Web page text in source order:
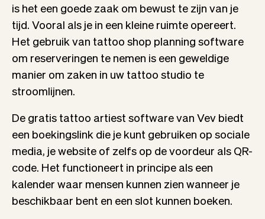
is het een goede zaak om bewust te zijn van je
tijd. Vooral als je in een kleine ruimte opereert.
Het gebruik van tattoo shop planning software
om reserveringen te nemen is een geweldige
manier om zaken in uw tattoo studio te
stroomlijnen.
De gratis tattoo artiest software van Vev biedt
een boekingslink die je kunt gebruiken op sociale
media, je website of zelfs op de voordeur als QR-
code. Het functioneert in principe als een
kalender waar mensen kunnen zien wanneer je
beschikbaar bent en een slot kunnen boeken.